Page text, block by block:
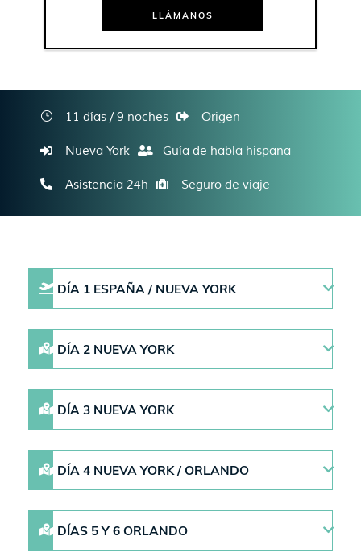
LLÁMANOS
11 días / 9 noches Origen
Nueva York Guía de habla hispana
Asistencia 24h Seguro de viaje
DÍA 1 ESPAÑA / NUEVA YORK
DÍA 2 NUEVA YORK
DÍA 3 NUEVA YORK
DÍA 4 NUEVA YORK / ORLANDO
DÍAS 5 Y 6 ORLANDO